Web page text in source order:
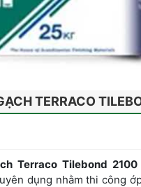
TERRACO
Terraco Tilebond 2100
dụng nhằm thi công